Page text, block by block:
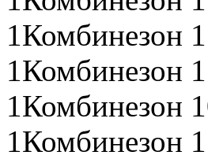
1Комбинезон
1Комбинезон
1Комбинезон
1Комбинезон